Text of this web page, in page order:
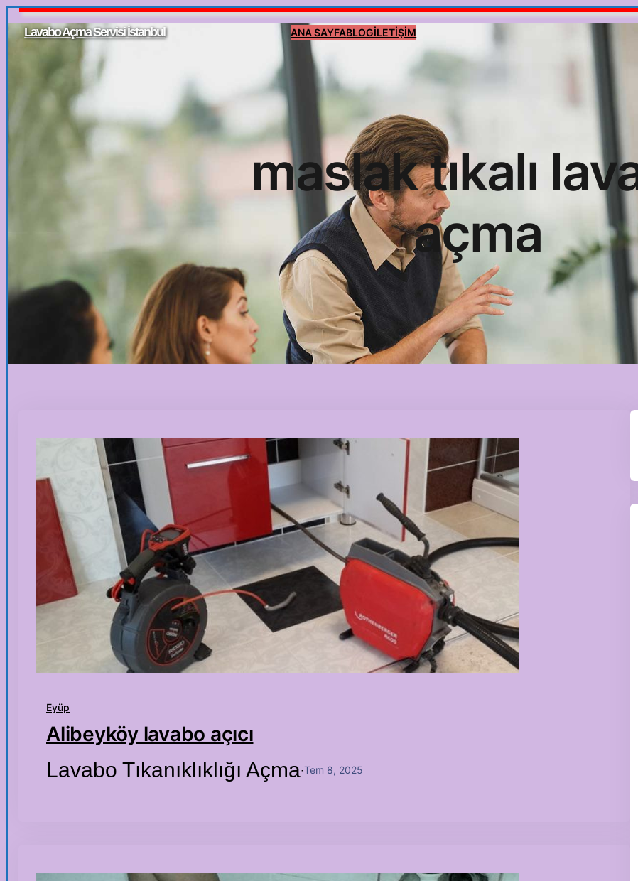
İçeriğe
geçLavabo Açma Servisi İstanbul ANA SAYFABLOGİLETİŞİM
maslak tıkalı
açma
Eyüp
Alibeyköy lavabo açıcı
Lavabo Tıkanıklıklığı Açma·Tem 8, 2025